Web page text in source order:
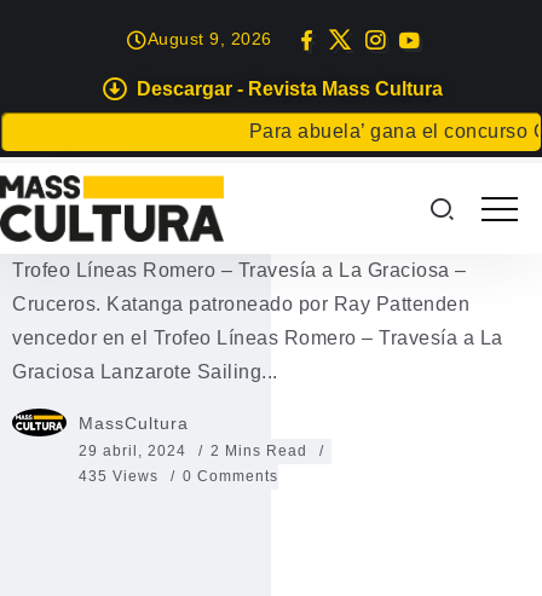
Descargar - Revista Mass Cultura
Para abuela’ gana el concurso
August 9, 2026
DEPORTES
Trofeo Líneas Romero – Travesía
a La Graciosa – Cruceros
Trofeo Líneas Romero – Travesía a La Graciosa –
Cruceros. Katanga patroneado por Ray Pattenden
vencedor en el Trofeo Líneas Romero – Travesía a La
Graciosa Lanzarote Sailing...
MassCultura
29 abril, 2024
2 Mins Read
435 Views
0 Comments